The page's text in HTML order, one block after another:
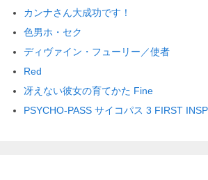
カンナさん大成功です！
色男ホ・セク
ディヴァイン・フューリー／使者
Red
冴えない彼女の育てかた Fine
PSYCHO-PASS サイコパス 3 FIRST